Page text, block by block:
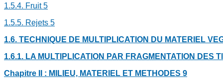
1.5.4. Fruit 5
1.5.5. Rejets 5
1.6. TECHNIQUE DE MULTIPLICATION DU MATERIEL
1.6.1. LA MULTIPLICATION PAR FRAGMENTATION DES
Chapitre II : MILIEU, MATERIEL ET METHODES 9